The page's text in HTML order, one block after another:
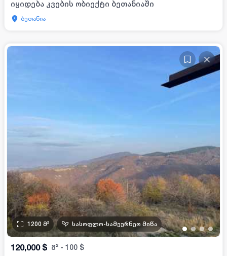
იყიდება კვების ობიექტი ბეთანიაში
ბეთანია
••••
1200 მ² სასოფლო-სამეურნეო მიწა
120,000 $ მ² - 100 $